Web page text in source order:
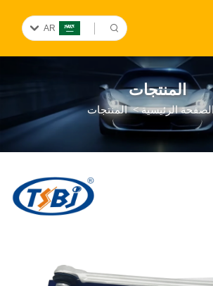
AR
المنتجات
الصفحة الرئيسية>المنتجات